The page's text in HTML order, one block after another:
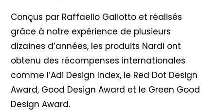
Conçus par Raffaello Galiotto et réalisés
grâce à notre expérience de plusieurs
dizaines d’années, les produits Nardi ont
obtenu des récompenses internationales
comme l’Adi Design Index, le Red Dot Design
Award, Good Design Award et le Green Good
Design Award.